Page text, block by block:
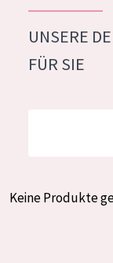
PRODUKTTYP
Feuchtigkeit
PRODUKTTYP
French
UNSERE
FÜR SIE
Keine Produkte